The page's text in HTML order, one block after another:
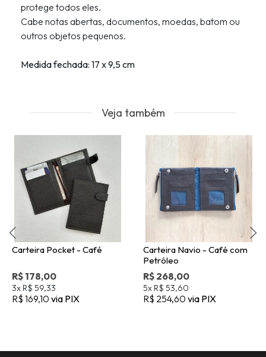
protege todos eles.
Cabe notas abertas, documentos, moedas, batom ou
outros objetos pequenos.
Medida fechada: 17 x 9,5 cm
Veja também
Carteira Pocket - Café
R$ 178,00
3x R$ 59,33
R$ 169,10 via PIX
Carteira Navio - Café com
Petróleo
R$ 268,00
5x R$ 53,60
R$ 254,60 via PIX